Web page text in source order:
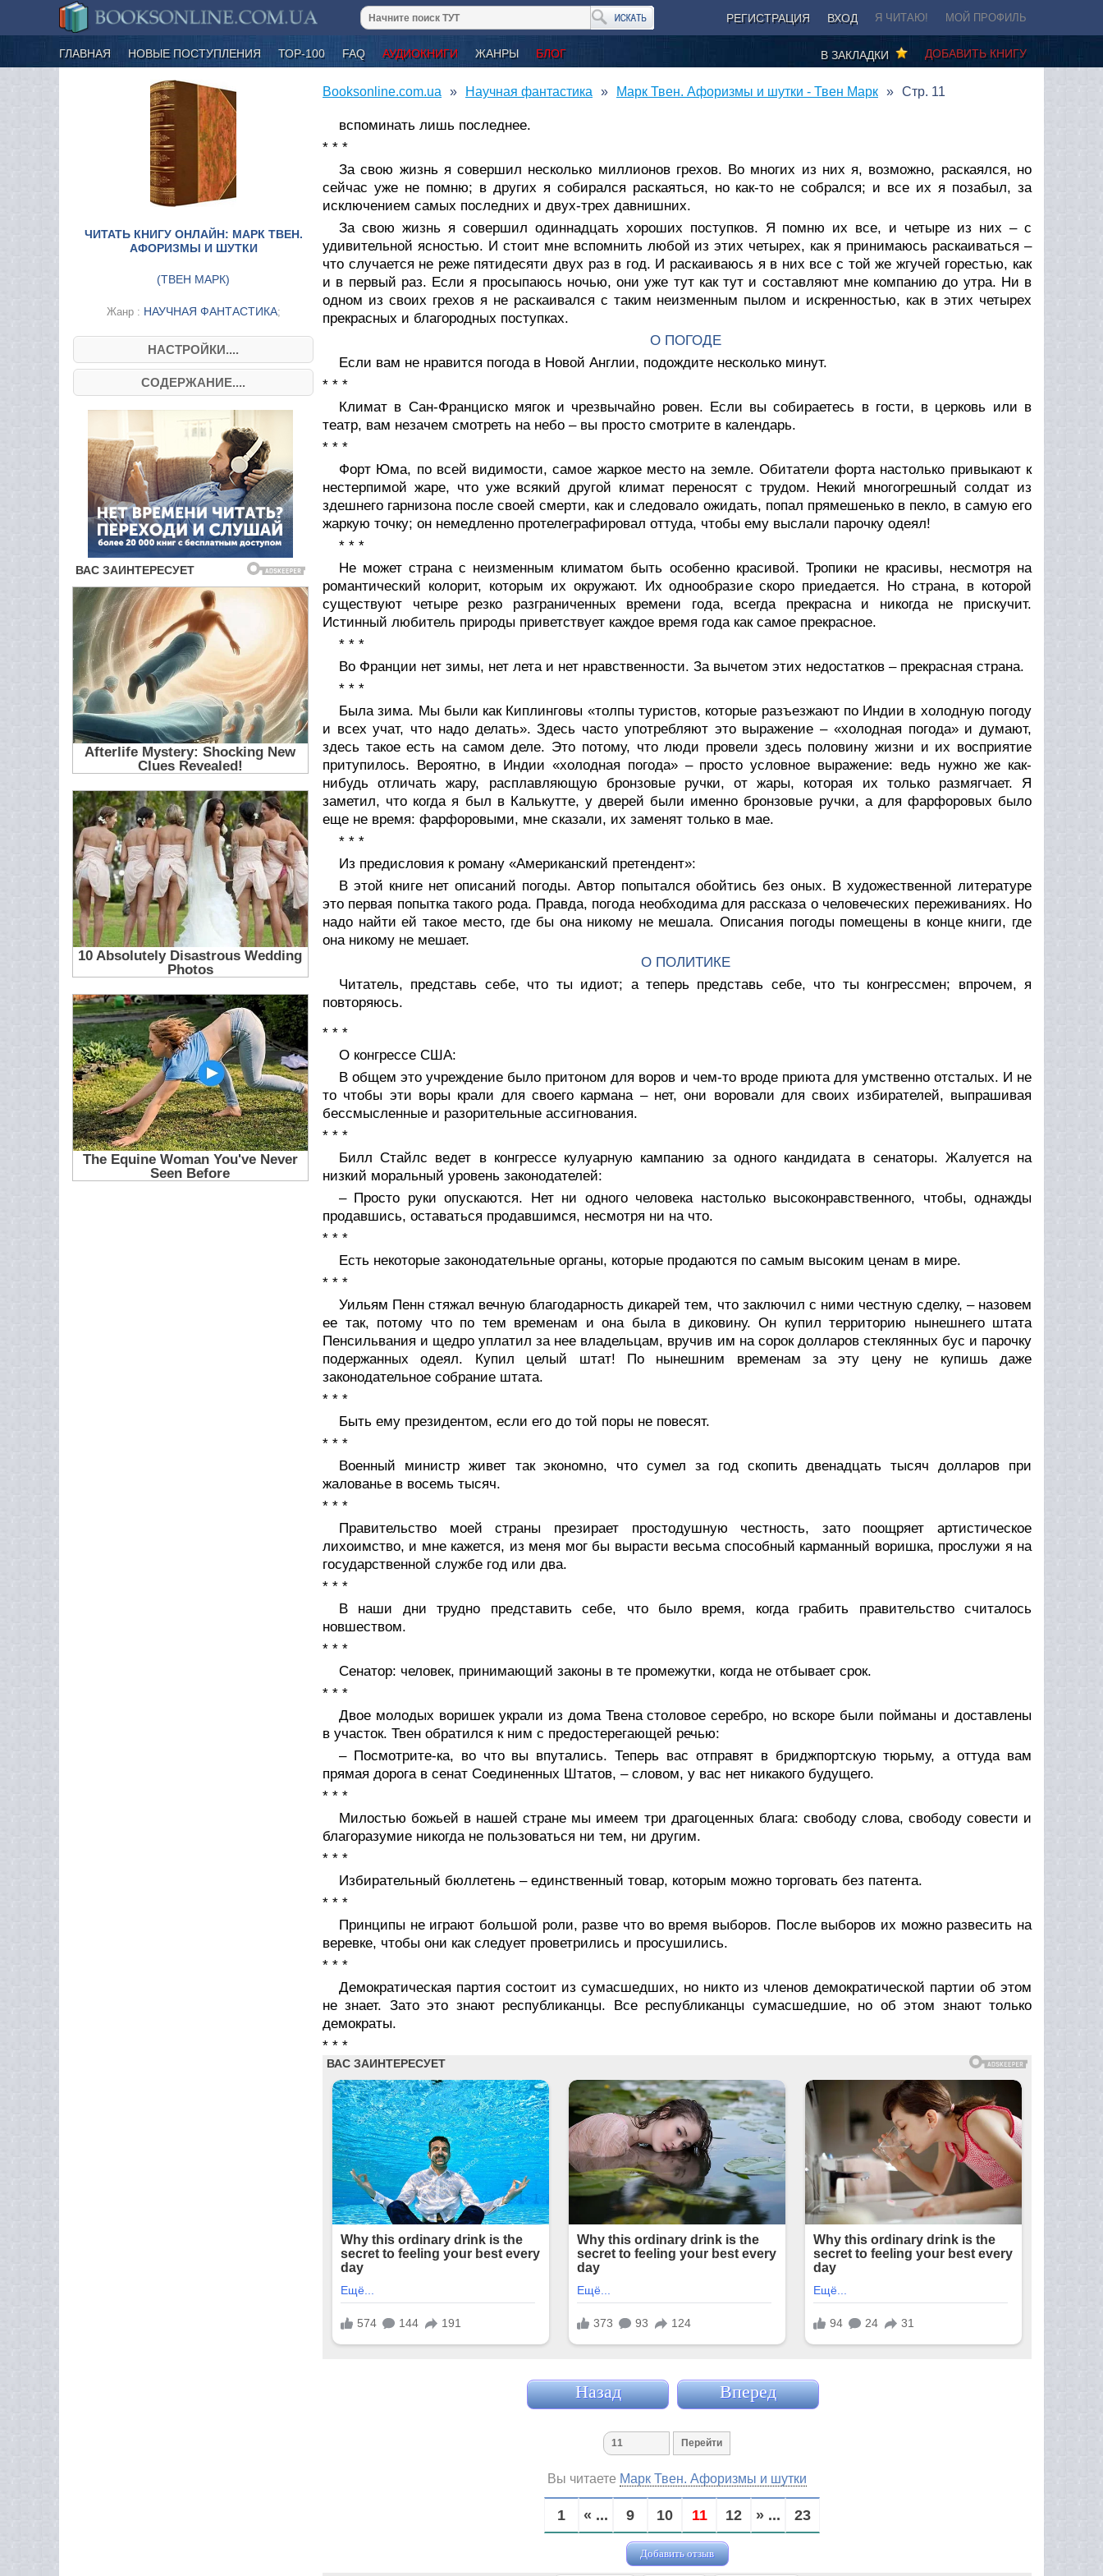
РЕГИСТРАЦИЯ ВХОД Я ЧИТАЮ! МОЙ ПРОФИЛЬ
ГЛАВНАЯ НОВЫЕ ПОСТУПЛЕНИЯ ТОР-100 FAQ АУДИОКНИГИ ЖАНРЫ БЛОГ ДОБАВИТЬ КНИГУ
В ЗАКЛАДКИ
ЧИТАТЬ КНИГУ ОНЛАЙН: МАРК ТВЕН.
АФОРИЗМЫ И ШУТКИ
(ТВЕН МАРК)
Жанр : НАУЧНАЯ ФАНТАСТИКА;
НАСТРОЙКИ....
СОДЕРЖАНИЕ....
Booksonline.com.ua Научная фантастика Марк Твен. Афоризмы и шутки - Твен Марк Стр. 11
вспоминать лишь последнее.
* * *
За свою жизнь я совершил несколько миллионов грехов. Во многих из них я, возможно, раскаялся, но
сейчас уже не помню; в других я собирался раскаяться, но как-то не собрался; и все их я позабыл, за
исключением самых последних и двух-трех давнишних.
За свою жизнь я совершил одиннадцать хороших поступков. Я помню их все, и четыре из них – с
удивительной ясностью. И стоит мне вспомнить любой из этих четырех, как я принимаюсь раскаиваться –
что случается не реже пятидесяти двух раз в год. И раскаиваюсь я в них все с той же жгучей горестью, как
и в первый раз. Если я просыпаюсь ночью, они уже тут как тут и составляют мне компанию до утра. Ни в
одном из своих грехов я не раскаивался с таким неизменным пылом и искренностью, как в этих четырех
прекрасных и благородных поступках.
О ПОГОДЕ
Если вам не нравится погода в Новой Англии, подождите несколько минут.
* * *
Климат в Сан-Франциско мягок и чрезвычайно ровен. Если вы собираетесь в гости, в церковь или в
театр, вам незачем смотреть на небо – вы просто смотрите в календарь.
* * *
Форт Юма, по всей видимости, самое жаркое место на земле. Обитатели форта настолько привыкают к
нестерпимой жаре, что уже всякий другой климат переносят с трудом. Некий многогрешный солдат из
здешнего гарнизона после своей смерти, как и следовало ожидать, попал прямешенько в пекло, в самую его
жаркую точку; он немедленно протелеграфировал оттуда, чтобы ему выслали парочку одеял!
* * *
Не может страна с неизменным климатом быть особенно красивой. Тропики не красивы, несмотря на
романтический колорит, которым их окружают. Их однообразие скоро приедается. Но страна, в которой
существуют четыре резко разграниченных времени года, всегда прекрасна и никогда не прискучит.
Истинный любитель природы приветствует каждое время года как самое прекрасное.
* * *
Во Франции нет зимы, нет лета и нет нравственности. За вычетом этих недостатков – прекрасная страна.
* * *
Была зима. Мы были как Киплинговы «толпы туристов, которые разъезжают по Индии в холодную погоду
и всех учат, что надо делать». Здесь часто употребляют это выражение – «холодная погода» и думают,
здесь такое есть на самом деле. Это потому, что люди провели здесь половину жизни и их восприятие
притупилось. Вероятно, в Индии «холодная погода» – просто условное выражение: ведь нужно же как-
нибудь отличать жару, расплавляющую бронзовые ручки, от жары, которая их только размягчает. Я
заметил, что когда я был в Калькутте, у дверей были именно бронзовые ручки, а для фарфоровых было
еще не время: фарфоровыми, мне сказали, их заменят только в мае.
* * *
Из предисловия к роману «Американский претендент»:
В этой книге нет описаний погоды. Автор попытался обойтись без оных. В художественной литературе
это первая попытка такого рода. Правда, погода необходима для рассказа о человеческих переживаниях. Но
надо найти ей такое место, где бы она никому не мешала. Описания погоды помещены в конце книги, где
она никому не мешает.
О ПОЛИТИКЕ
Читатель, представь себе, что ты идиот; а теперь представь себе, что ты конгрессмен; впрочем, я
повторяюсь.
* * *
О конгрессе США:
В общем это учреждение было притоном для воров и чем-то вроде приюта для умственно отсталых. И не
то чтобы эти воры крали для своего кармана – нет, они воровали для своих избирателей, выпрашивая
бессмысленные и разорительные ассигнования.
* * *
Билл Стайлс ведет в конгрессе кулуарную кампанию за одного кандидата в сенаторы. Жалуется на
низкий моральный уровень законодателей:
– Просто руки опускаются. Нет ни одного человека настолько высоконравственного, чтобы, однажды
продавшись, оставаться продавшимся, несмотря ни на что.
* * *
Есть некоторые законодательные органы, которые продаются по самым высоким ценам в мире.
* * *
Уильям Пенн стяжал вечную благодарность дикарей тем, что заключил с ними честную сделку, – назовем
ее так, потому что по тем временам и она была в диковину. Он купил территорию нынешнего штата
Пенсильвания и щедро уплатил за нее владельцам, вручив им на сорок долларов стеклянных бус и парочку
подержанных одеял. Купил целый штат! По нынешним временам за эту цену не купишь даже
законодательное собрание штата.
* * *
Быть ему президентом, если его до той поры не повесят.
* * *
Военный министр живет так экономно, что сумел за год скопить двенадцать тысяч долларов при
жалованье в восемь тысяч.
* * *
Правительство моей страны презирает простодушную честность, зато поощряет артистическое
лихоимство, и мне кажется, из меня мог бы вырасти весьма способный карманный воришка, прослужи я на
государственной службе год или два.
* * *
В наши дни трудно представить себе, что было время, когда грабить правительство считалось
новшеством.
* * *
Сенатор: человек, принимающий законы в те промежутки, когда не отбывает срок.
* * *
Двое молодых воришек украли из дома Твена столовое серебро, но вскоре были пойманы и доставлены
в участок. Твен обратился к ним с предостерегающей речью:
– Посмотрите-ка, во что вы впутались. Теперь вас отправят в бриджпортскую тюрьму, а оттуда вам
прямая дорога в сенат Соединенных Штатов, – словом, у вас нет никакого будущего.
* * *
Милостью божьей в нашей стране мы имеем три драгоценных блага: свободу слова, свободу совести и
благоразумие никогда не пользоваться ни тем, ни другим.
* * *
Избирательный бюллетень – единственный товар, которым можно торговать без патента.
* * *
Принципы не играют большой роли, разве что во время выборов. После выборов их можно развесить на
веревке, чтобы они как следует проветрились и просушились.
* * *
Демократическая партия состоит из сумасшедших, но никто из членов демократической партии об этом
не знает. Зато это знают республиканцы. Все республиканцы сумасшедшие, но об этом знают только
демократы.
* * *
Назад Вперед
Вы читаете Марк Твен. Афоризмы и шутки
1 « ... 9 10 11 12 » ... 23
Добавить отзыв